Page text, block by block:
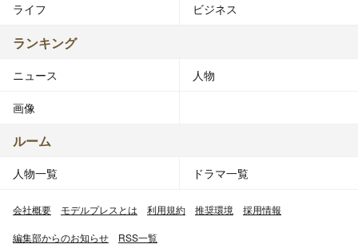
ライフ ビジネス
ランキング
ニュース 人物
画像
ルーム
人物一覧 ドラマ一覧
会社概要 モデルプレスとは 利用規約 推奨環境 採用情報
編集部からのお知らせ RSS一覧